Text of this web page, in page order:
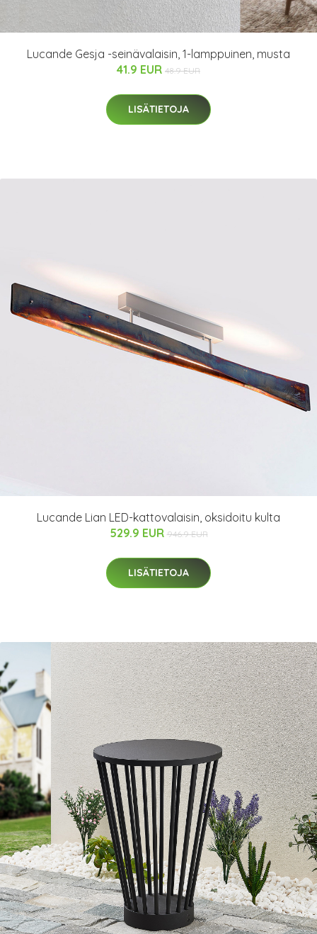
Lucande Gesja -seinävalaisin, 1-lamppuinen, musta
41.9 EUR 48.9 EUR
LISÄTIETOJA
Lucande Lian LED-kattovalaisin, oksidoitu kulta
529.9 EUR 946.9 EUR
LISÄTIETOJA